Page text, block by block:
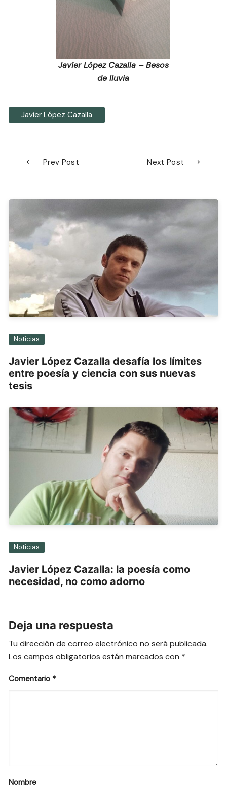
Javier López Cazalla – Besos
de lluvia
Javier López Cazalla
Prev Post Next Post
Noticias
Javier López Cazalla desafía los límites
entre poesía y ciencia con sus nuevas
tesis
Noticias
Javier López Cazalla: la poesía como
necesidad, no como adorno
Deja una respuesta
Tu dirección de correo electrónico no será publicada.
Los campos obligatorios están marcados con *
Comentario *
Nombre